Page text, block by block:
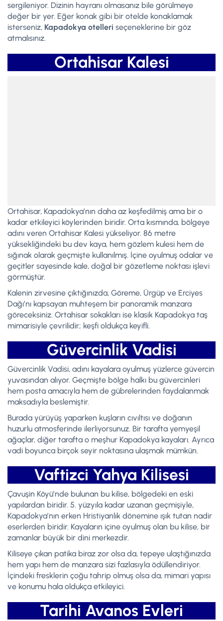
sergileniyor. Dizinin hayranı olmasanız bile görülmeye
değer bir yer. Eğer konak gibi bir otelde konaklamak
isterseniz, Kapadokya otelleri seçeneklerine bir göz
atmalısınız.
Ortahisar Kalesi
Ortahisar, Kapadokya’nın daha az keşfedilmiş ama bir o
kadar etkileyici köylerinden biridir. Orta kısmında, bölgeye
adını veren Ortahisar Kalesi yükseliyor. 86 metre
yüksekliğindeki bu dev kaya, hem gözlem kulesi hem de
sığınak olarak geçmişte kullanılmış. İçine oyulmuş odalar ve
geçitler sayesinde kale, doğal bir gözetleme noktası işlevi
görmüştür.
Kalenin zirvesine çıktığınızda, Göreme, Ürgüp ve Erciyes
Dağı’nı kapsayan muhteşem bir panoramik manzara
göreceksiniz. Ortahisar sokakları ise klasik Kapadokya taş
mimarisiyle çevrilidir; keşfi oldukça keyifli.
Güvercinlik Vadisi
Güvercinlik Vadisi, adını kayalara oyulmuş yüzlerce güvercin
yuvasından alıyor. Geçmişte bölge halkı bu güvercinleri
hem posta amacıyla hem de gübrelerinden faydalanmak
maksadıyla beslemiştir.
Burada yürüyüş yaparken kuşların cıvıltısı ve doğanın
huzurlu atmosferinde ilerliyorsunuz. Bir tarafta yemyeşil
ağaçlar, diğer tarafta o meşhur Kapadokya kayaları. Ayrıca
vadi boyunca birçok seyir noktasına ulaşmak mümkün.
Vaftizci Yahya Kilisesi
Çavuşin Köyü’nde bulunan bu kilise, bölgedeki en eski
yapılardan biridir. 5. yüzyıla kadar uzanan geçmişiyle,
Kapadokya’nın erken Hristiyanlık dönemine ışık tutan nadir
eserlerden biridir. Kayaların içine oyulmuş olan bu kilise, bir
zamanlar büyük bir dini merkezdir.
Kiliseye çıkan patika biraz zor olsa da, tepeye ulaştığınızda
hem yapı hem de manzara sizi fazlasıyla ödüllendiriyor.
İçindeki fresklerin çoğu tahrip olmuş olsa da, mimari yapısı
ve konumu hala oldukça etkileyici.
Tarihi Avanos Evleri